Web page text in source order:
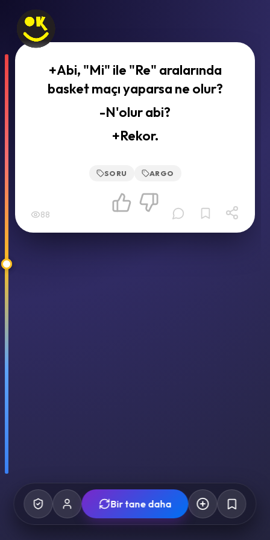
+Abi, "Mi" ile "Re" aralarında
basket maçı yaparsa ne olur?
-N'olur abi?
+Rekor.
SORU ARGO
88
Bir tane daha